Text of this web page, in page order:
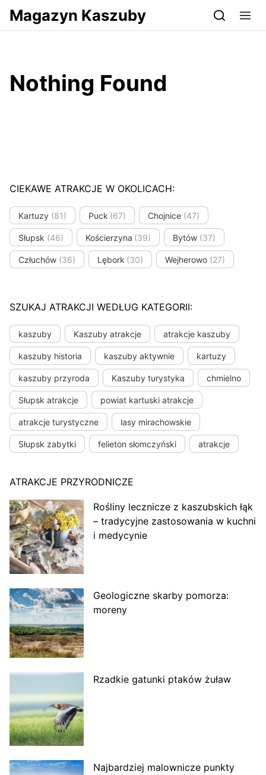
Przejdź do serwisu magazynkaszuby.pl
Magazyn Kaszuby
Nothing Found
CIEKAWE ATRAKCJE W OKOLICACH:
Kartuzy (81) Puck (67) Chojnice (47)
Słupsk (46) Kościerzyna (39) Bytów (37)
Człuchów (36) Lębork (30) Wejherowo (27)
SZUKAJ ATRAKCJI WEDŁUG KATEGORII:
kaszuby Kaszuby atrakcje atrakcje kaszuby
kaszuby historia kaszuby aktywnie kartuzy
kaszuby przyroda Kaszuby turystyka chmielno
Słupsk atrakcje powiat kartuski atrakcje
atrakcje turystyczne lasy mirachowskie
Słupsk zabytki felieton słomczyński atrakcje
ATRAKCJE PRZYRODNICZE
Rośliny lecznicze z kaszubskich łąk
– tradycyjne zastosowania w kuchni
i medycynie
Geologiczne skarby pomorza:
moreny
Rzadkie gatunki ptaków żuław
Najbardziej malownicze punkty